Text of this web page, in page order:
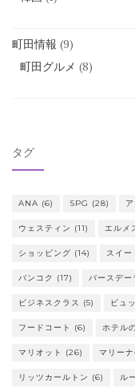
町田情報 (9)
町田グルメ (8)
タグ
ANA (6) SPG (28)
ウェスティン (11) エルメ
ショッピング (14) スイー
バンコク (17) バースデー
ビジネスクラス (5) ビュ
フードコート (6) ホテル
マリオット (26) マリー
リッツカールトン (6) ル